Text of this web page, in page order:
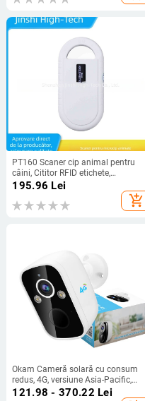
PT160 Scaner cip animal pentru
câini, Cititor RFID etichete,
Dispozitiv inteligent portabil,
Material ABS, Baterie Li-Ion, Origine
Shenzhen, Brand Gold stone high
195.96 Lei
add_shopping_cart
Okam Cameră solară cu consum
redus, 4G, versiune Asia-Pacific,
pentru exterior, acces de la distanță
121.98 - 370.22 Lei